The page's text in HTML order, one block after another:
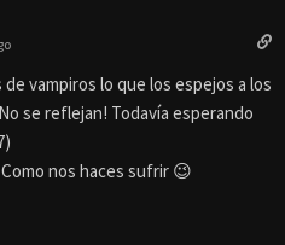
vampiros lo que los espejos a los
se reflejan! Todavía esperando
nos haces sufrir 😉